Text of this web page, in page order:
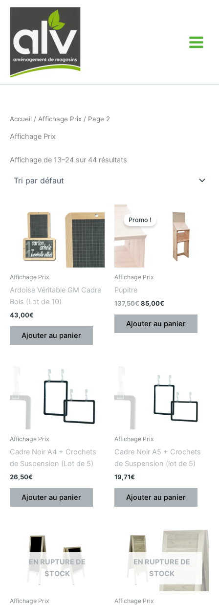
Aller
contenu
Accueil / Affichage Prix / Page 2
Affichage Prix
Affichage de 13–24 sur 44 résultats
Affichage Prix
Ardoise Véritable GM Cadre
Bois (Lot de 10)
43,00€
Ajouter au panier
Promo !
Affichage Prix
Pupitre
137,50€
prix
initial
était
85,00€
actuel
85,00€.
Ajouter au panier
Affichage Prix
Cadre Noir A4 + Crochets
de Suspension (Lot de 5)
26,50€
Ajouter au panier
Affichage Prix
Cadre Noir A5 + Crochets
de Suspension (lot de 5)
19,71€
Ajouter au panier
EN RUPTURE DE
STOCK
Affichage Prix
EN RUPTURE DE
STOCK
Affichage Prix